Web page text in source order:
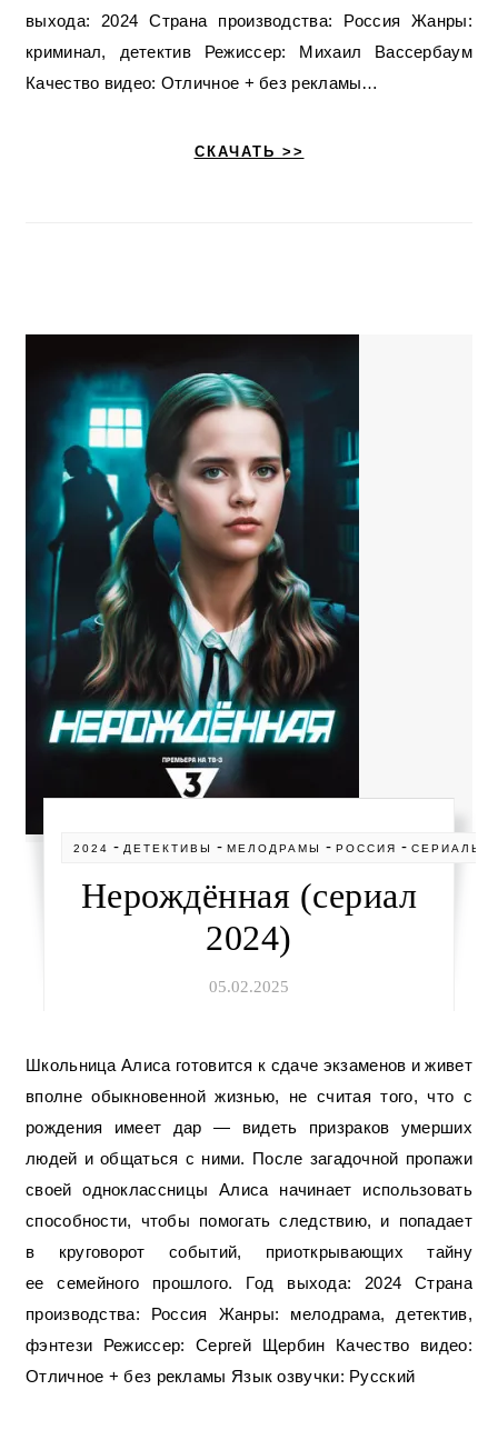
выхода: 2024 Страна производства: Россия Жанры:
криминал, детектив Режиссер: Михаил Вассербаум
Качество видео: Отличное + без рекламы…
СКАЧАТЬ >>
2024 - ДЕТЕКТИВЫ -МЕЛОДРАМЫ -РОССИЯ -СЕРИАЛЫ
Нерождённая (сериал
2024)
05.02.2025
Школьница Алиса готовится к сдаче экзаменов и живет
вполне обыкновенной жизнью, не считая того, что с
рождения имеет дар — видеть призраков умерших
людей и общаться с ними. После загадочной пропажи
своей одноклассницы Алиса начинает использовать
способности, чтобы помогать следствию, и попадает
в круговорот событий, приоткрывающих тайну
ее семейного прошлого. Год выхода: 2024 Страна
производства: Россия Жанры: мелодрама, детектив,
фэнтези Режиссер: Сергей Щербин Качество видео:
Отличное + без рекламы Язык озвучки: Русский